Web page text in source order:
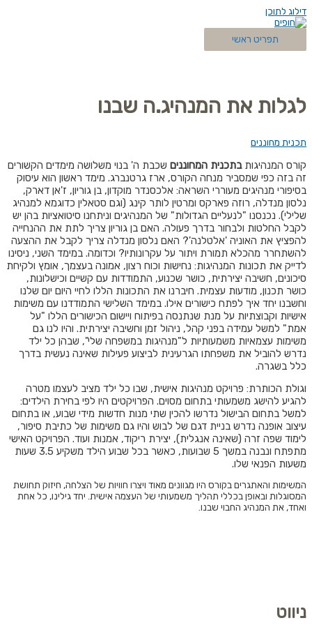
דילוג לתוכן
תפריט ראשי
לגלות את המנהיג.ה שבנו
תכנית מחוננים
קורס המנהיגותבתכנית המחוננים שכבת ה' בנוי משלושה מימדים הקשורים
זה בזה כפי שמסביר מנחה הקורס, ארז גרטנברג. מימד ראשון הוא עיסוק
בסיפורי מנהיגים מעוררי השראה: אלכסנדר מוקדון, בן גוריון, ז'אן דארק,
נלסון מנדלה, רוזה פארקס ומרטין לותר קינג (וגם סטאלין כדוגמא למנהיג
שלילי). נכנסנו "לנעליים הגדולות" של המנהיגים וניתחנו סיטואציות בהן יש
לקבל החלטות ולבחור בדרך פעולה. האם בן גוריון צריך לתת את ההנחייה
להפציץ את האוניה 'אלטלנה'? האם נלסון מנדלה צריך לקבל את ההצעה
להשתחרר מהכלא תמורת ויתור על עקרונותיו? וכדומה. במימד השני, ניסינו
לדייק את תכונות המנהיגות: נחישות וכוח רצון, אמונה בעצמך, אומץ ולקיחת
סיכונים, חשיבה יצירתית, כושר שכנוע, התמודדות עם קשיים וכישלונות,
כושר תכנון, מודעות עצמית. חיברנו את התכונות הללו לחיי היום יום שלנו
וחשבנו יחד איך לפתח כישורים אילו. במימד השלישי התמודדנו עם משימות
אישיות וקבוצתיות על מנת שנתנסה בפיתוח ויישום הכישורים הללו "על
אמת" למשל עמידה בפני קהל, ניהול זמן וחשיבה יצירתית. והיו לנו גם
משימות עצמאיות משמעותיות ל"מנהיגות במשפחה שלי", שבהן כל ילד
נדרש להוביל את משפחתו הגרעינית לביצוע פעילות שאינה נעשית בדרך
כלל בשגרה.
וגולת הכותרת: פרויקט מנהיגות אישית, שבו כל ילד מציב לעצמו מטרה
להגיע להישג משמעותי בתחום מסוים. הפרויקטים היו לפי בחירת הילדים:
למשל בתחום הבישול נדרשו להכין שתי מנות חדשות מידי שבוע, או בתחום
עיצוב אופנה נדרש בניית דגם של לבוש והיו גם משימות של כתיבת סיפור,
לימוד שפה זרה (שאינה אנגלית), יצירת ריקוד, אמנות ועוד. הפרויקט האישי
מתפתח ונבנה במשך 5 שבועות, כאשר בכל שבוע הילד משקיע 3.5 שעות
משעות הפנאי שלו.
המשימות והאתגרים בקורס היו מגוונים מאוד ויצרו חוויות של הצלחה, חיזוק תחושת
המסוגלות ובאופן בכללי תהליך משמעותי של העצמה אישית. יחד גילינו, כל אחת
ואחד, את המנהיג החבוי שבנו.
ניווט